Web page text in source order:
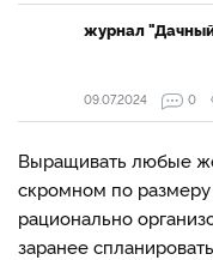
журнал
09.07.2024
0
Выращивать любые
скромном по размеру
рационально
заранее